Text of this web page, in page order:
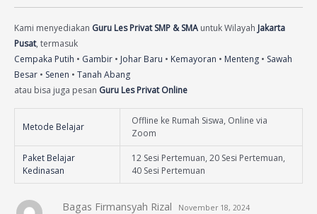
Kami menyediakan Guru Les Privat SMP & SMA untuk Wilayah Jakarta
Pusat, termasuk
Cempaka Putih • Gambir • Johar Baru • Kemayoran • Menteng • Sawah
Besar • Senen • Tanah Abang
atau bisa juga pesan Guru Les Privat Online
Metode Belajar
Offline ke Rumah Siswa, Online via
Zoom
Paket Belajar
Kedinasan
12 Sesi Pertemuan, 20 Sesi Pertemuan,
40 Sesi Pertemuan
Bagas Firmansyah Rizal November 18, 2024